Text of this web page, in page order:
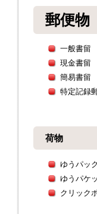
郵便物
一般書留
現金書留
簡易書留
特定記録
荷物
ゆうパック
ゆうパケ
クリック